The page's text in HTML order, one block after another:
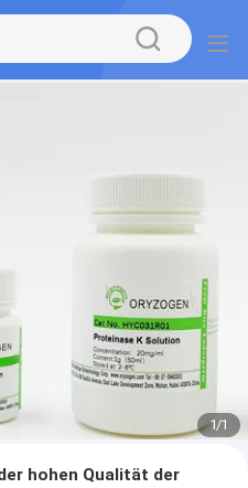
1/1
hohen Qualität der